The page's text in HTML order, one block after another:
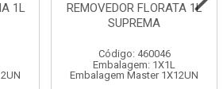
1L
REMOVEDOR FLORATA 1L
SUPREMA
Código: 460046
Embalagem: 1X1L
Embalagem Master 1X12UN